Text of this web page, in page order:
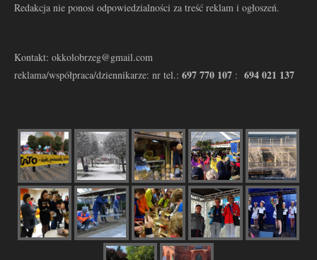
Redakcja nie ponosi odpowiedzialności za treść reklam i ogłoszeń.
Kontakt: okkolobrzeg@gmail.com
reklama/współpraca/dziennikarze: nr tel.: 697 770 107 : 694 021 137